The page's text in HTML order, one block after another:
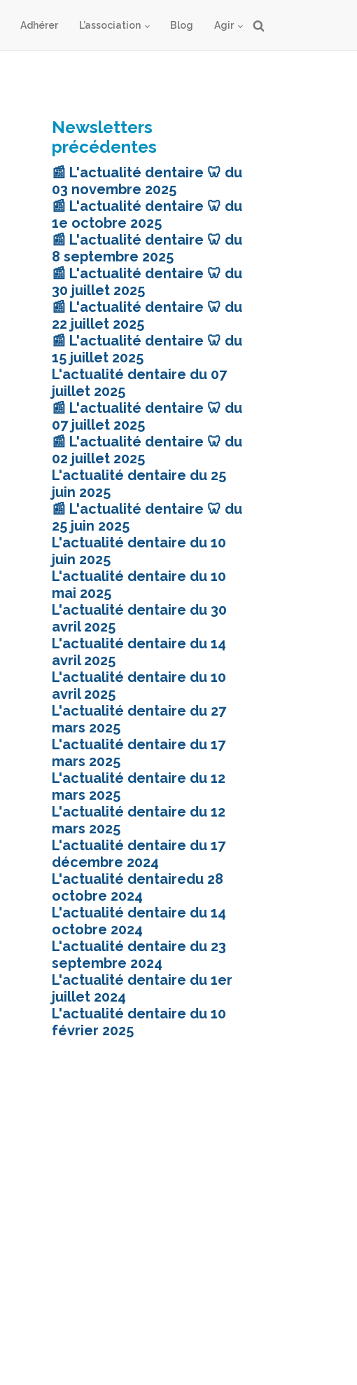
Adhérer L’association Blog Agir
Newsletters
précédentes
📰 L'actualité dentaire 🦷 du
03 novembre 2025
📰 L'actualité dentaire 🦷 du
1e octobre 2025
📰 L'actualité dentaire 🦷 du
8 septembre 2025
📰 L'actualité dentaire 🦷 du
30 juillet 2025
📰 L'actualité dentaire 🦷 du
22 juillet 2025
📰 L'actualité dentaire 🦷 du
15 juillet 2025
L'actualité dentaire du 07
juillet 2025
📰 L'actualité dentaire 🦷 du
07 juillet 2025
📰 L'actualité dentaire 🦷 du
02 juillet 2025
L'actualité dentaire du 25
juin 2025
📰 L'actualité dentaire 🦷 du
25 juin 2025
L'actualité dentaire du 10
juin 2025
L'actualité dentaire du 10
mai 2025
L'actualité dentaire du 30
avril 2025
L'actualité dentaire du 14
avril 2025
L'actualité dentaire du 10
avril 2025
L'actualité dentaire du 27
mars 2025
L'actualité dentaire du 17
mars 2025
L'actualité dentaire du 12
mars 2025
L'actualité dentaire du 12
mars 2025
L'actualité dentaire du 17
décembre 2024
L'actualité dentairedu 28
octobre 2024
L'actualité dentaire du 14
octobre 2024
L'actualité dentaire du 23
septembre 2024
L'actualité dentaire du 1er
juillet 2024
L'actualité dentaire du 10
février 2025